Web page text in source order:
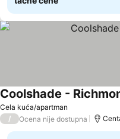
Cela kuća/apartman
Coolshade -
/ Ocena nije dostupna